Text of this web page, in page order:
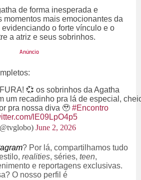
de forma inesperada e
momentos mais emocionantes da
o forte vínculo e o
a atriz e seus sobrinhos.
💞 os sobrinhos da Agatha
um recadinho pra lá de especial,
pra nossa diva 🥹 #Encontro
lE09LpO4p5
June 2, 2026
? Por lá, compartilhamos tudo
realities, séries, teen,
e reportagens exclusivas.
O nosso perfil é